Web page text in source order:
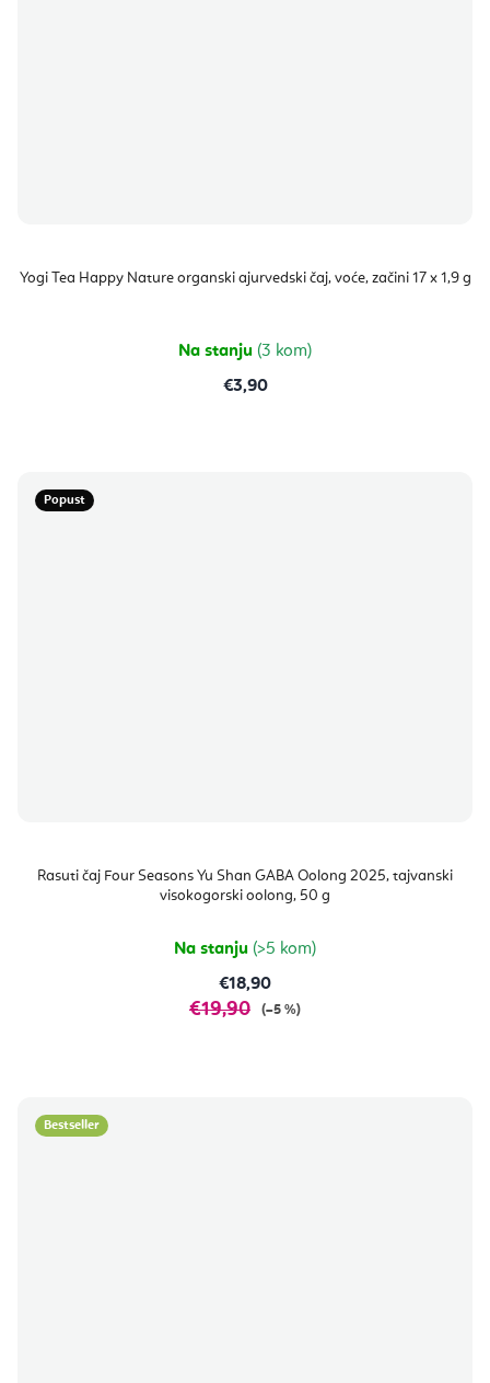
Yogi Tea Happy Nature organski ajurvedski čaj, voće, začini 17 x 1,9 g
Na stanju (3 kom)
€3,90
Popust
Rasuti čaj Four Seasons Yu Shan GABA Oolong 2025, tajvanski
visokogorski oolong, 50 g
Na stanju (>5 kom)
€18,90
€19,90 (–5 %)
Bestseller